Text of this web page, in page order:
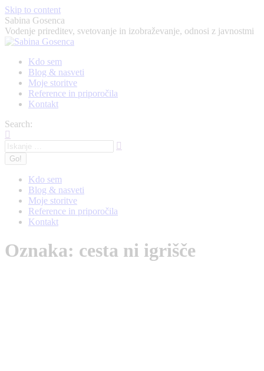
Skip to content
Sabina Gosenca
Vodenje prireditev, svetovanje in izobraževanje, odnosi z javnostmi
Kdo sem
Blog & nasveti
Moje storitve
Reference in priporočila
Kontakt
Search:
Kdo sem
Blog & nasveti
Moje storitve
Reference in priporočila
Kontakt
Oznaka: cesta ni igrišče